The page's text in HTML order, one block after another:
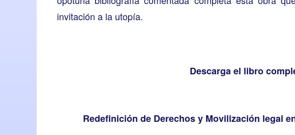
invitación a la utopía.
Descarga el libro
Redefinición de Derechos y Movilización legal